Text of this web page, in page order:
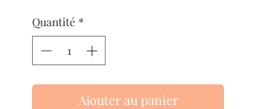
Quantité *
Ajouter au panier